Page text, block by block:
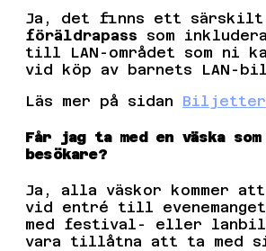
Ja, det finns ett särskilt
föräldrapass som
till LAN-området som ni
vid köp av barnets LAN-
Läs mer på sidan Biljetter
Får jag ta med en väska som
besökare?
Ja, alla väskor kommer att
vid entré till
med festival- eller
vara tillåtna att ta med